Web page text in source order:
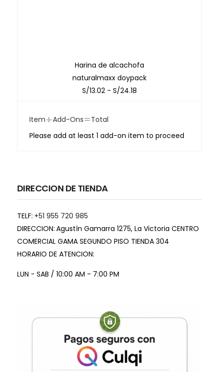
Harina de alcachofa
naturalmaxx doypack
S/13.02 - S/24.18
Item+Add-Ons=Total
Please add at least 1 add-on item to proceed
DIRECCION DE TIENDA
TELF: +51 955 720 985
DIRECCION: Agustín Gamarra 1275, La Victoria CENTRO
COMERCIAL GAMA SEGUNDO PISO TIENDA 304
HORARIO DE ATENCION:
LUN - SAB / 10:00 AM - 7:00 PM